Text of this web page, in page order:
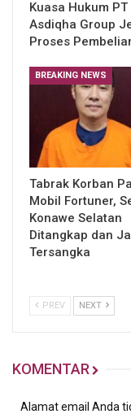
Kuasa Hukum
Asdiqha Group
Proses
BREAKING NEWS
Tabrak Korban
Mobil Fortuner,
Konawe Selatan
Ditangkap dan
Tersangka
PREV NEXT
KOMENTAR
Alamat email Anda